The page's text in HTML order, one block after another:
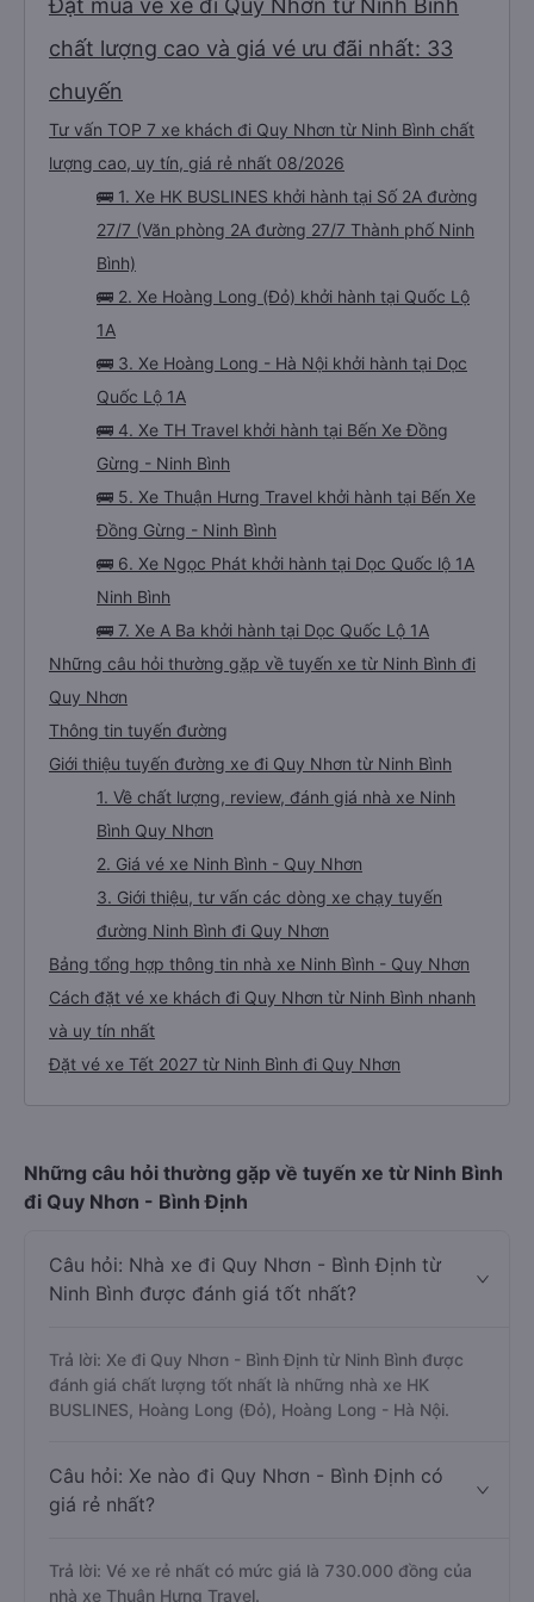
Đặt mua vé xe đi Quy Nhơn từ Ninh Bình
chất lượng cao và giá vé ưu đãi nhất: 33
chuyến
Tư vấn TOP 7 xe khách đi Quy Nhơn từ Ninh Bình chất
lượng cao, uy tín, giá rẻ nhất 08/2026
🚌 1. Xe HK BUSLINES khởi hành tại Số 2A đường
27/7 (Văn phòng 2A đường 27/7 Thành phố Ninh
Bình)
🚌 2. Xe Hoàng Long (Đỏ) khởi hành tại Quốc Lộ
1A
🚌 3. Xe Hoàng Long - Hà Nội khởi hành tại Dọc
Quốc Lộ 1A
🚌 4. Xe TH Travel khởi hành tại Bến Xe Đồng
Gừng - Ninh Bình
🚌 5. Xe Thuận Hưng Travel khởi hành tại Bến Xe
Đồng Gừng - Ninh Bình
🚌 6. Xe Ngọc Phát khởi hành tại Dọc Quốc lộ 1A
Ninh Bình
🚌 7. Xe A Ba khởi hành tại Dọc Quốc Lộ 1A
Những câu hỏi thường gặp về tuyến xe từ Ninh Bình đi
Quy Nhơn
Thông tin tuyến đường
Giới thiệu tuyến đường xe đi Quy Nhơn từ Ninh Bình
1. Về chất lượng, review, đánh giá nhà xe Ninh
Bình Quy Nhơn
2. Giá vé xe Ninh Bình - Quy Nhơn
3. Giới thiệu, tư vấn các dòng xe chạy tuyến
đường Ninh Bình đi Quy Nhơn
Bảng tổng hợp thông tin nhà xe Ninh Bình - Quy Nhơn
Cách đặt vé xe khách đi Quy Nhơn từ Ninh Bình nhanh
và uy tín nhất
Đặt vé xe Tết 2027 từ Ninh Bình đi Quy Nhơn
Những câu hỏi thường gặp về tuyến xe từ Ninh Bình
đi Quy Nhơn - Bình Định
Câu hỏi: Nhà xe đi Quy Nhơn - Bình Định từ
Ninh Bình được đánh giá tốt nhất?
Trả lời: Xe đi Quy Nhơn - Bình Định từ Ninh Bình được
đánh giá chất lượng tốt nhất là những nhà xe HK
BUSLINES, Hoàng Long (Đỏ), Hoàng Long - Hà Nội.
Câu hỏi: Xe nào đi Quy Nhơn - Bình Định có
giá rẻ nhất?
Trả lời: Vé xe rẻ nhất có mức giá là 730.000 đồng của
nhà xe Thuận Hưng Travel.